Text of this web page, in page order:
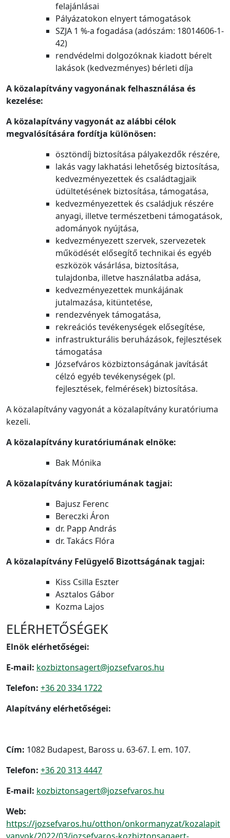
felajánlásai
Pályázatokon elnyert támogatások
SZJA 1 %-a fogadása (adószám: 18014606-1-
42)
rendvédelmi dolgozóknak kiadott bérelt
lakások (kedvezményes) bérleti díja
A közalapítvány vagyonának felhasználása és
kezelése:
A közalapítvány vagyonát az alábbi célok
megvalósítására fordítja különösen:
ösztöndíj biztosítása pályakezdők részére,
lakás vagy lakhatási lehetőség biztosítása,
kedvezményezettek és családtagjaik
üdültetésének biztosítása, támogatása,
kedvezményezettek és családjuk részére
anyagi, illetve természetbeni támogatások,
adományok nyújtása,
kedvezményezett szervek, szervezetek
működését elősegítő technikai és egyéb
eszközök vásárlása, biztosítása,
tulajdonba, illetve használatba adása,
kedvezményezettek munkájának
jutalmazása, kitüntetése,
rendezvények támogatása,
rekreációs tevékenységek elősegítése,
infrastrukturális beruházások, fejlesztések
támogatása
Józsefváros közbiztonságának javítását
célzó egyéb tevékenységek (pl.
fejlesztések, felmérések) biztosítása.
A közalapítvány vagyonát a közalapítvány kuratóriuma
kezeli.
A közalapítvány kuratóriumának elnöke:
Bak Mónika
A közalapítvány kuratóriumának tagjai:
Bajusz Ferenc
Bereczki Áron
dr. Papp András
dr. Takács Flóra
A közalapítvány Felügyelő Bizottságának tagjai:
Kiss Csilla Eszter
Asztalos Gábor
Kozma Lajos
ELÉRHETŐSÉGEK
Elnök elérhetőségei:
E-mail: kozbiztonsagert@jozsefvaros.hu
Telefon: +36 20 334 1722
Alapítvány elérhetőségei:
Cím: 1082 Budapest, Baross u. 63-67. I. em. 107.
Telefon: +36 20 313 4447
E-mail: kozbiztonsagert@jozsefvaros.hu
Web:
https://jozsefvaros.hu/otthon/onkormanyzat/kozalapit